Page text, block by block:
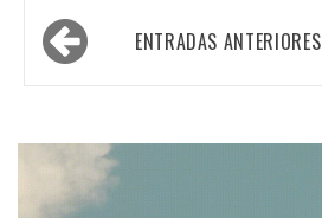
Navegación
de ENTRADAS ANTERIORES